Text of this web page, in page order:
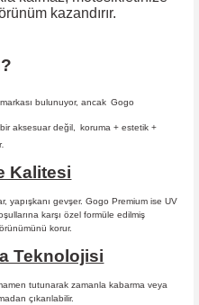
kazandırır.
bulunuyor, ancak Gogo
aksesuar değil,
koruma + estetik +
.
Kalitesi
yapışkanı gevşer. Gogo Premium ise UV
karşı özel formüle edilmiş
korur.
Teknolojisi
tutunarak zamanla kabarma veya
çıkarılabilir.